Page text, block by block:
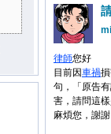
律師您好
目前因車禍
句，「原告
害，請問這
麻煩您，謝謝